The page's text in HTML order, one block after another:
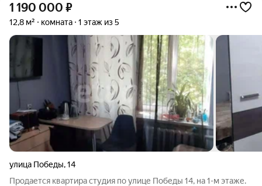
1 190 000 ₽
12,8 м² комната 1 этаж из 5
улица Победы,14
Продается квартира студия по улице Победы 14, на 1-м этаже.